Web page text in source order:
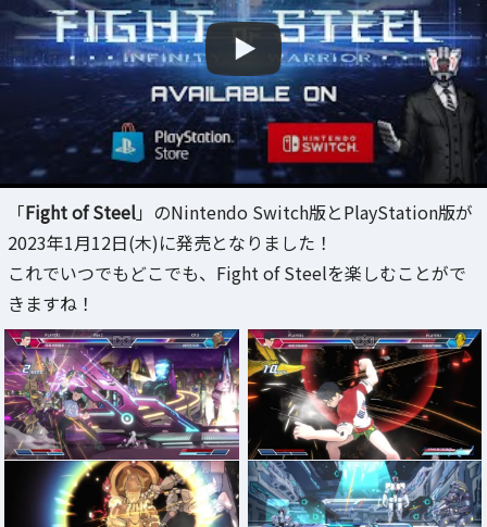
「Fight of Steel」のNintendo Switch版とPlayStation版が
2023年1月12日(木)に発売となりました！
これでいつでもどこでも、Fight of Steelを楽しむことがで
きますね！